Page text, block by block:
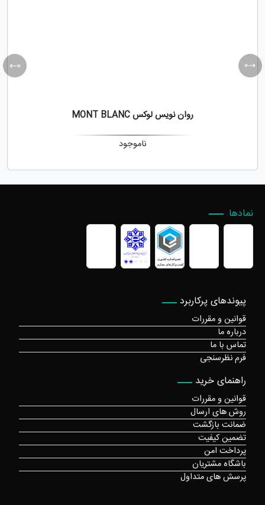
روان نویس لوکس MONT BLANC
ناموجود
پیوندهای پرکاربرد
قوانین و مقررات
درباره ما
تماس با ما
فرم نظرسنجی
راهنمای خرید
قوانین و مقررات
روش های ارسال
ضمانت بازگشت
تضمین کیفیت
پرداخت امن
باشگاه مشتریان
پرسش های متداول
نمادها